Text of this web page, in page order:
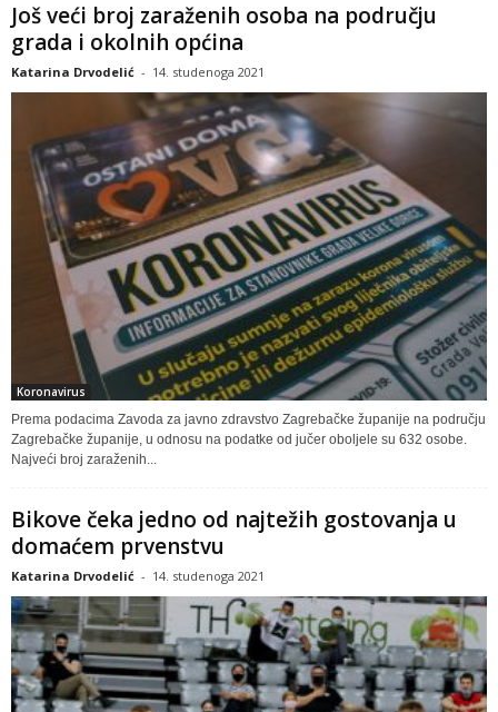
Još veći broj zaraženih osoba na području
grada i okolnih općina
Katarina Drvodelić - 14. studenoga 2021
Koronavirus
Prema podacima Zavoda za javno zdravstvo Zagrebačke županije na području
Zagrebačke županije, u odnosu na podatke od jučer oboljele su 632 osobe.
Najveći broj zaraženih...
Bikove čeka jedno od najtežih gostovanja u
domaćem prvenstvu
Katarina Drvodelić - 14. studenoga 2021